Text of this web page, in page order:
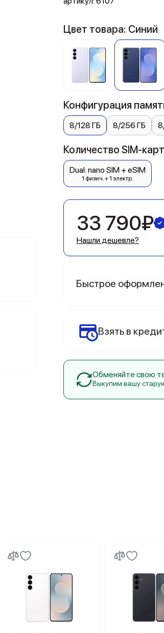
Цвет товара: Синий
Конфигурация
8/128 ГБ 8/256 ГБ
Количество SIM-
Dual: nano SIM + eSIM
1 физич. + 1 электр.
33 790₽
Нашли дешевле?
Быстрое
Взять в
Обменяйте свою
Выкупим вашу